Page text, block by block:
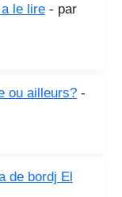
le lire - par
ou ailleurs? -
de bordj El